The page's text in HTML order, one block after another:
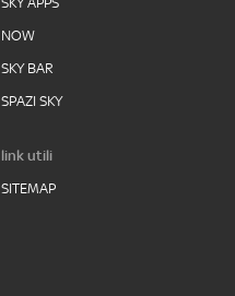
NOW
SKY BAR
SPAZI SKY
link utili
SITEMAP